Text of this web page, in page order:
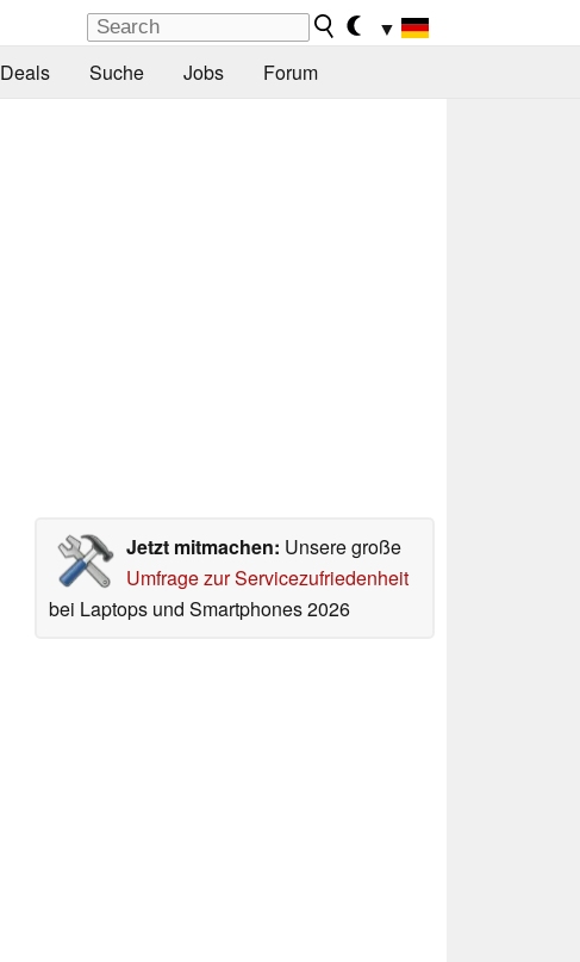
▼
Deals Suche Jobs Forum
Jetzt mitmachen: Unsere große
Umfrage zur Servicezufriedenheit
bei Laptops und Smartphones 2026